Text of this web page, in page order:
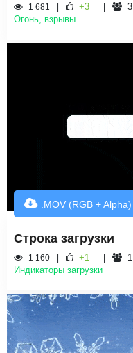
1 681 +3
3
Огонь, взрывы
.MOV (RGB + Alpha)
Строка загрузки
1 160 +1
1
Индикаторы загрузки